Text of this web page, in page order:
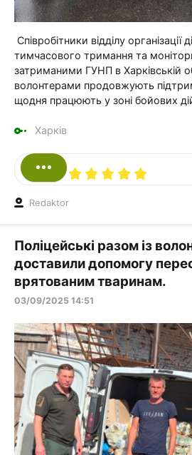
Співробітники відділу організації
тимчасового тримання та
затриманими ГУНП в Харківській
волонтерами продовжують
щодня працюють у зоні бойових
Харків
Redaktor
Поліцейські разом із
доставили допомогу
врятованим тваринам.
03/09/2025 14:51